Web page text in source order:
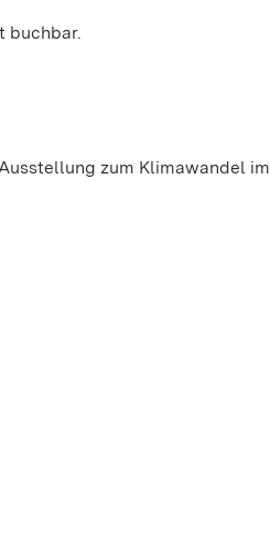
buchbar.
zum Klimawandel im